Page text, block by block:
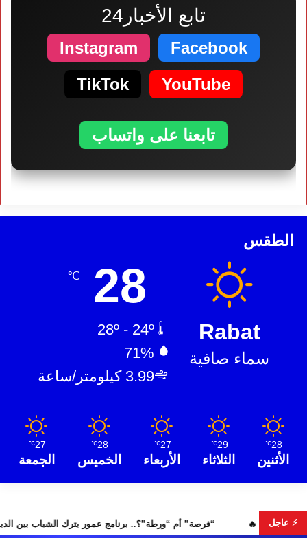
تابع الأخبار24
Facebook
Instagram
YouTube
TikTok
تابعنا على واتساب
الطقس
Rabat
سماء صافية
28
℃
71%
3.99 كيلومتر/ساعة
28
℃
الأثنين
29
℃
الثلاثاء
27
℃
الأربعاء
28
℃
الخميس
27
℃
الجمعة
⚡ عاجل “فرصة” أم “ورطة”؟.. برنامج عمور